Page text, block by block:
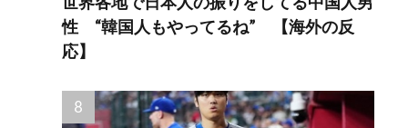
性 “韓国人もやってるね” 【海外の反
応】